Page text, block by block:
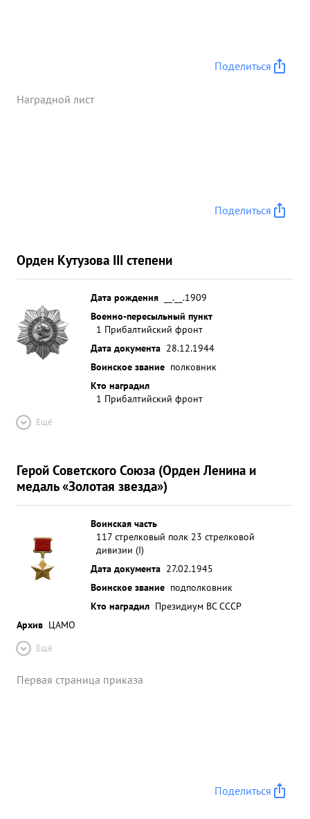
Поделиться
Наградной лист
Поделиться
Орден Кутузова III степени
Дата рождения
__.__.1909
Военно-пересыльный пункт
1 Прибалтийский фронт
Дата документа 28.12.1944
Воинское звание полковник
Кто наградил
1 Прибалтийский фронт
Ещё
Герой Советского Союза (Орден Ленина и
медаль «Золотая звезда»)
Воинская часть
117 стрелковый полк 23 стрелковой
дивизии (I)
Дата документа 27.02.1945
Воинское звание подполковник
Кто наградил Президиум ВС СССР
Архив ЦАМО
Ещё
Первая страница приказа
Поделиться